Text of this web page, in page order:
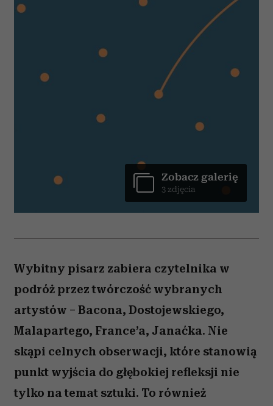
Zobacz galerię
3 zdjęcia
Wybitny pisarz zabiera czytelnika w
podróż przez twórczość wybranych
artystów – Bacona, Dostojewskiego,
Malapartego, France’a, Janaćka. Nie
skąpi celnych obserwacji, które stanowią
punkt wyjścia do głębokiej refleksji nie
tylko na temat sztuki. To również